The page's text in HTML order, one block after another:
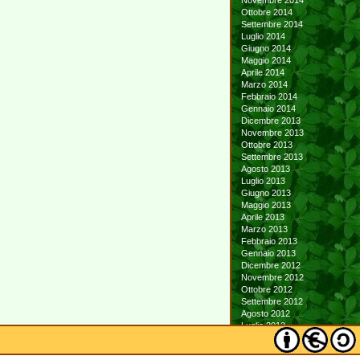
Ottobre 2014
Settembre 2014
Luglio 2014
Giugno 2014
Maggio 2014
Aprile 2014
Marzo 2014
Febbraio 2014
Gennaio 2014
Dicembre 2013
Novembre 2013
Ottobre 2013
Settembre 2013
Agosto 2013
Luglio 2013
Giugno 2013
Maggio 2013
Aprile 2013
Marzo 2013
Febbraio 2013
Gennaio 2013
Dicembre 2012
Novembre 2012
Ottobre 2012
Settembre 2012
Agosto 2012
Luglio 2012
Giugno 2012
Maggio 2012